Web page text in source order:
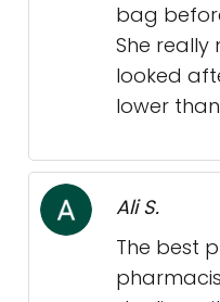
bag
She really
looked
lower
Ali S.
The best